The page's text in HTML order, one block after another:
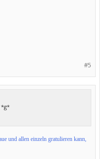
#5
*g*
und allen einzeln gratulieren kann,